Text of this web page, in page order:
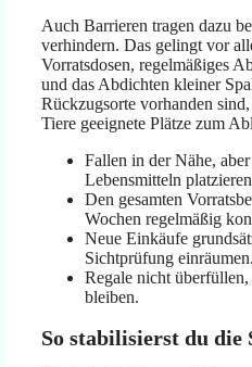
Auch Barrieren tragen dazu
verhindern. Das gelingt vor
Vorratsdosen, regelmäßiges
und das Abdichten kleiner
Rückzugsorte vorhanden
Tiere geeignete Plätze zum
Fallen in der Nähe,
Lebensmitteln
Den gesamten
Wochen regelmäßig
Neue Einkäufe
Sichtprüfung einräumen.
Regale nicht
bleiben.
So stabilisierst du